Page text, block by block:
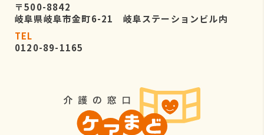
〒500-8842
岐阜県岐阜市金町6-21 岐阜ステーションビル内
TEL
0120-89-1165